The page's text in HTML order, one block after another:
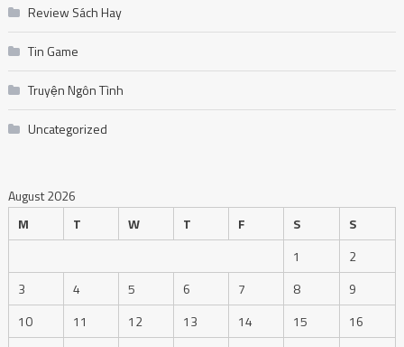
Review Sách Hay
Tin Game
Truyện Ngôn Tình
Uncategorized
August 2026
M
T W T F S
S
1
2
3
4 5 6 7 8
9
10
11 12 13 14 15
16